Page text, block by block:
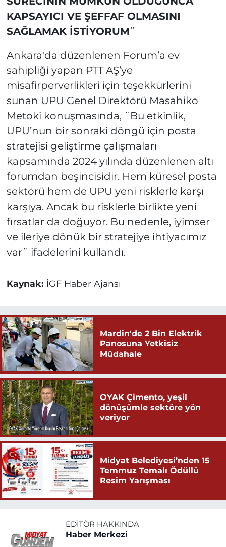
KAPSAYICI VE ŞEFFAF OLMASINI
SAĞLAMAK İSTİYORUM¨
Ankara'da düzenlenen Forum’a ev
sahipliği yapan PTT AŞ’ye
misafirperverlikleri için teşekkürlerini
sunan UPU Genel Direktörü Masahiko
Metoki konuşmasında, ¨Bu etkinlik,
UPU’nun bir sonraki döngü için posta
stratejisi geliştirme çalışmaları
kapsamında 2024 yılında düzenlenen altı
forumdan beşincisidir. Hem küresel posta
sektörü hem de UPU yeni risklerle karşı
karşıya. Ancak bu risklerle birlikte yeni
fırsatlar da doğuyor. Bu nedenle, iyimser
ve ileriye dönük bir stratejiye ihtiyacımız
var¨ ifadelerini kullandı.
Kaynak: İGF Haber Ajansı
Mardin'de 2 Bin Elektrik
Panosuna Yetkisiz
Müdahale
OYAK Çimento, yeşil
dönüşümle sektöre yön
veriyor
Midyat Belediyesi’nden 15
Temmuz Temalı Ödüllü
Resim Yarışması
EDITÖR HAKKINDA
Haber Merkezi